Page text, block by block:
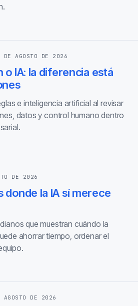
DE AGOSTO DE 2026
o IA: la diferencia está
e inteligencia artificial al revisar
datos y control humano dentro
DE 2026
donde la IA sí merece
que muestran cuándo la
ahorrar tiempo, ordenar el
AGOSTO DE 2026